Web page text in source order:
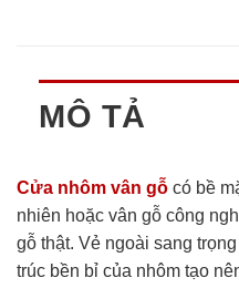
MÔ TẢ
Cửa nhôm vân gỗ có bề
nhiên hoặc vân gỗ công
gỗ thật. Vẻ ngoài sang
trúc bền bỉ của nhôm tạo